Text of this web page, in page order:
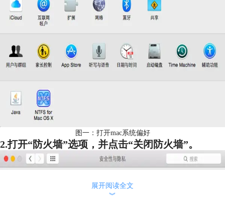
图一：打开mac系统偏好
2.打开“防火墙”选项，并点击“关闭防火墙”。
展开阅读全文
︾